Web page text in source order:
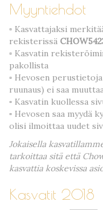
Myyntiehdot
▫ Kasvattajaksi
rekisterissä
▫ Kasvatin
pakollista
▫ Hevosen
ruunaus) ei saa
▫ Kasvatin kuollessa
▫ Hevosen saa myydä
olisi ilmoittaa uudet
Jokaisella
tarkoittaa sitä että
kasvattia koskevissa
Kasvatit 2018